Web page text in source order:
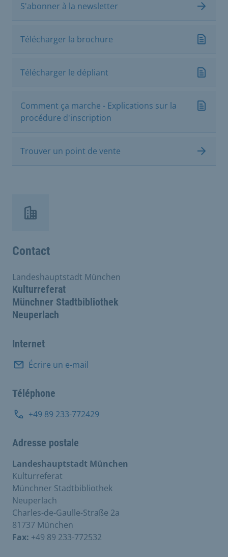
S'abonner à la newsletter
Télécharger la brochure
Télécharger le dépliant
Comment ça marche - Explications sur la
procédure d'inscription
Trouver un point de vente
Contact
Kulturreferat
Münchner Stadtbibliothek
Neuperlach
Landeshauptstadt München
Internet
Écrire un e-mail
Téléphone
+49 89 233-772429
Adresse postale
Landeshauptstadt München
Kulturreferat
Münchner Stadtbibliothek
Neuperlach
Charles-de-Gaulle-Straße 2a
81737 München
Fax: +49 89 233-772532